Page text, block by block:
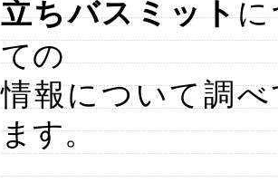
立ちバスミットに
ての
情報について調べ
ます。